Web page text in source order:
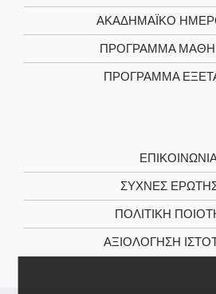
ΑΚΑΔΗΜΑΪΚΌ
ΠΡΌΓΡΑΜΜΑ
ΠΡΌΓΡΑΜΜΑ
ΣΥΧΝΕΣ
ΠΟΛΙΤΙΚΉ
ΑΞΙΟΛΌΓΗΣΗ